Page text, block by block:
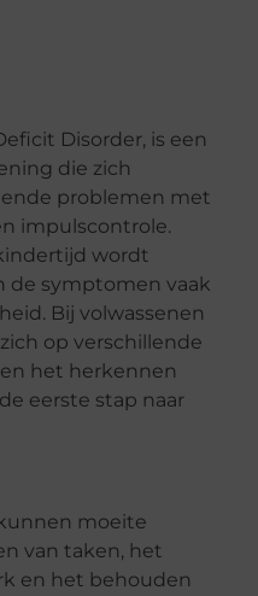
Disorder, is een
die zich
problemen met
impulscontrole.
wordt
de symptomen vaak
Bij volwassenen
zich op verschillende
het herkennen
eerste stap naar
moeite
van taken, het
en het behouden